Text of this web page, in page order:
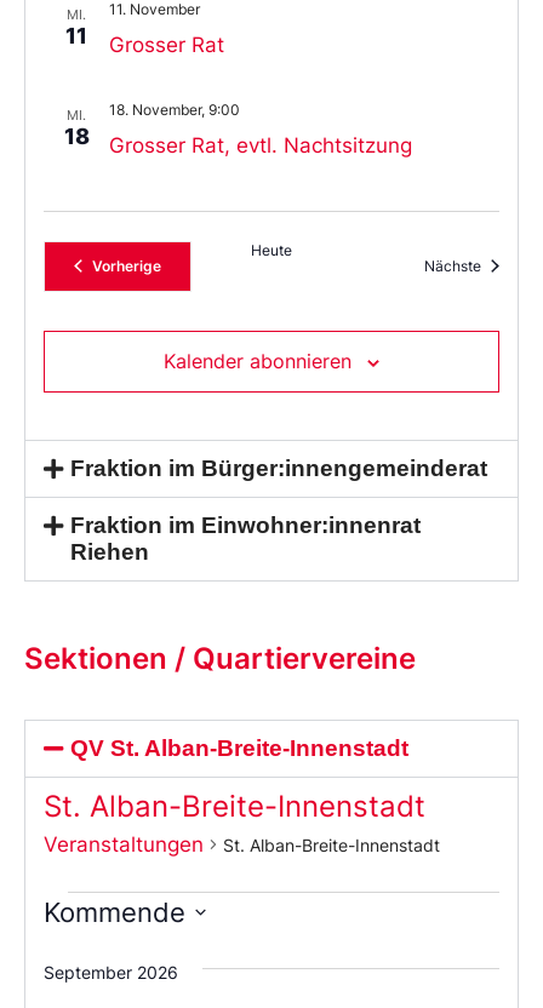
MI.
11 Grosser Rat
11. November
MI.
18 Grosser Rat, evtl. Nachtsitzung
18. November, 9:00
VorherigeVeranstaltungen
Heute
Nächste
Kalender abonnieren
Fraktion im Bürger:innengemeinderat
Fraktion im Einwohner:innenrat
Riehen
Sektionen / Quartiervereine
QV St. Alban-Breite-Innenstadt
St. Alban-Breite-Innenstadt
Veranstaltungen St. Alban-Breite-Innenstadt
Kommende
Sie
das
September 2026